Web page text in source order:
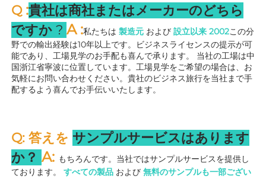
Q :貴社は商社またはメーカーのどちら
ですか ? A :私たちは 製造元 および 設立以来 2002この分
野での輸出経験は10年以上です。ビジネスライセンスの提示が可
能であり、工場見学のお手配も喜んで承ります。 当社の工場は中
国浙江省寧波に位置しています。工場見学をご希望の場合は、お
気軽にお問い合わせください。貴社のビジネス旅行を当社まで手
配するよう喜んでお手伝いいたします。
Q: 答えを サンプルサービスはあります
か？ A: もちろんです。当社ではサンプルサービスを提供し
ております。 すべての製品 および 無料のサンプルも一部ござい